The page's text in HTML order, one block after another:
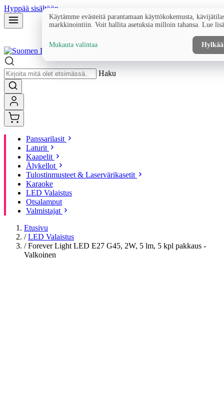
Hyppää sisältöön
Haku
Panssarilasit
Laturit
Kaapelit
Älykellot
Tulostinmusteet & Laservärikasetit
Karaoke
LED Valaistus
Otsalamput
Valmistajat
Etusivu
/ LED Valaistus
/ Forever Light LED E27 G45, 2W, 5 lm, 5 kpl pakkaus -
Valkoinen
Käytämme evästeitä parantamaan käyttökokemusta,
markkinointiin. Voit hallita asetuksia milloin tahansa. Lue
Mukauta valintaa Hylkää